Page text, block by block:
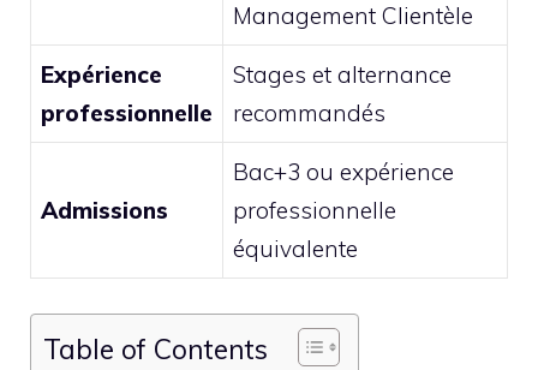
Management Clientèle
Expérience
professionnelle
Stages et alternance
recommandés
Admissions
Bac+3 ou expérience
professionnelle
équivalente
Table of Contents